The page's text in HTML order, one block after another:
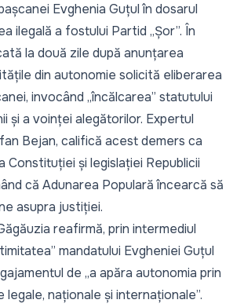
Evghenia Guțul în dosarul
ilegală a fostului Partid „Șor”. În
la două zile după anunțarea
din autonomie solicită eliberarea
invocând „încălcarea” statutului
și a voinței alegătorilor. Expertul
Bejan, califică acest demers ca
Constituției și legislației Republicii
că Adunarea Populară încearcă să
asupra justiției.
reafirmă, prin intermediul
mandatului Evgheniei Guțul
de „a apăra autonomia prin
naționale și internaționale”.